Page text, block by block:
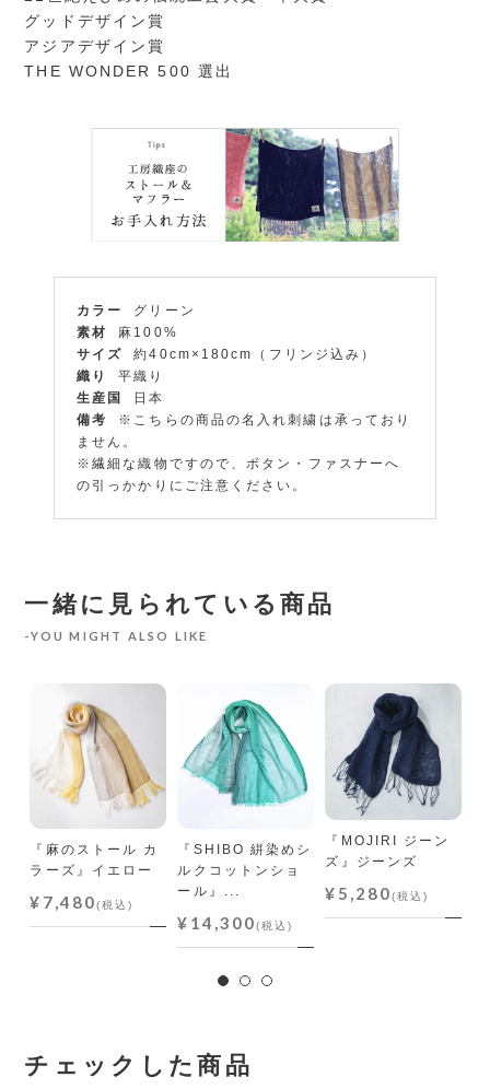
グッドデザイン賞
アジアデザイン賞
THE WONDER 500 選出
カラー
グリーン
素材
麻100%
サイズ
約40cm×180cm（フリンジ込み）
織り
平織り
生産国
日本
備考
※こちらの商品の名入れ刺繍は承っており
ません。
※繊細な織物ですので、ボタン・ファスナーへ
の引っかかりにご注意ください。
一緒に見られている商品
YOU MIGHT ALSO LIKE
『麻のストール カ
ラーズ』イエロー
¥7,480(税込)
『SHIBO 絣染めシ
ルクコットンショ
ール』...
¥14,300(税込)
『MOJIRI ジーン
ズ』ジーンズ
¥5,280(税込)
チェックした商品